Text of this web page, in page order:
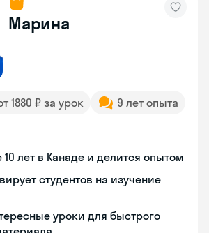
Марина
1880 ₽ за урок
9 лет опыта
лет в Канаде и делится опытом
студентов на изучение
уроки для быстрого